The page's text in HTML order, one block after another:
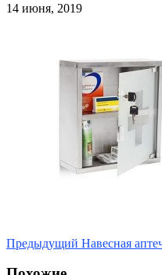
14 июня, 2019
Предыдущий Навесная